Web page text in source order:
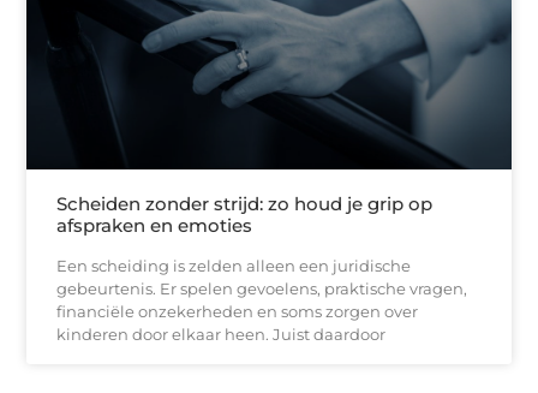
Scheiden zonder strijd: zo houd je grip op
afspraken en emoties
Een scheiding is zelden alleen een juridische
gebeurtenis. Er spelen gevoelens, praktische vragen,
financiële onzekerheden en soms zorgen over
kinderen door elkaar heen. Juist daardoor